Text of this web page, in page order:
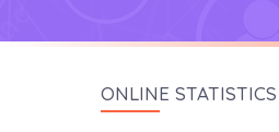
ONLINE STATISTICS